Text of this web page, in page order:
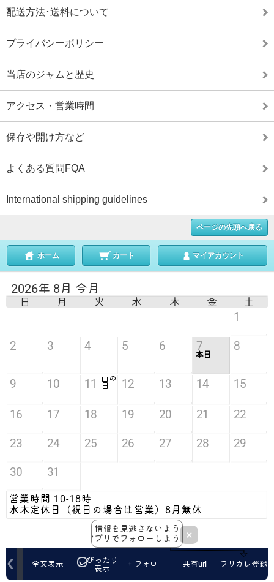
配送方法･送料について
プライバシーポリシー
当店のジャムと歴史
アクセス・営業時間
保存や開け方など
よくある質問FQA
International shipping guidelines
ページの先頭へ戻る
ホーム カート マイアカウント